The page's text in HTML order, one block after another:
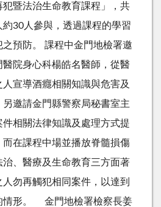
暨法治生命教育課程」，共
30人參與，透過課程的學習
之預防。 課程中金門地檢署邀
院身心科楊皓名醫師，從醫
宣導酒癮相關知識與危害及
邀請金門縣警察局秘書室主
相關法律知識及處理方式提
在課程中場並播放脊髓損傷
、醫療及生命教育三方面著
勿再觸犯相同案件，以達到
情形。 金門地檢署檢察長姜